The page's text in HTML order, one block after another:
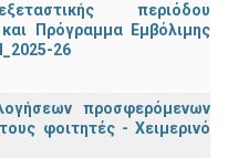
περιόδου
και Πρόγραμμα Εμβόλιμης
26
προσφερόμενων
φοιτητές - Χειμερινό